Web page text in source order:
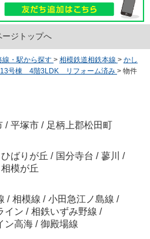
ージトップへ
線・駅から探す > 相模鉄道相鉄本線 > かし
13号棟 4階3LDK リフォーム済み > 物件
/ 平塚市 / 足柄上郡松田町
ひばりが丘 / 国分寺台 / 蓼川 /
相模が丘
/ 相模線 / 小田急江ノ島線 /
イン / 相鉄いずみ野線 /
ン高海 / 御殿場線